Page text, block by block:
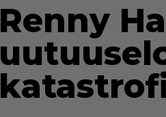
Renny